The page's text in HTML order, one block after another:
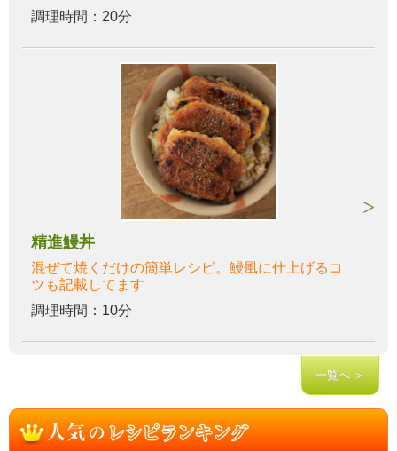
調理時間：20分
精進鰻丼
混ぜて焼くだけの簡単レシピ。鰻風に仕上げるコ
ツも記載してます
調理時間：10分
一覧へ ＞